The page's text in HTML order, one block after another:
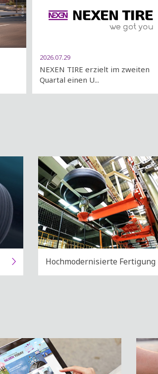
2026.07.29
NEXEN TIRE erzielt im zweiten
Quartal einen U...
Hochmodernisierte Fertigung